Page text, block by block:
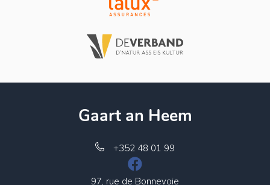
Gaart an Heem
+352 48 01 99
97, rue de Bonnevoie